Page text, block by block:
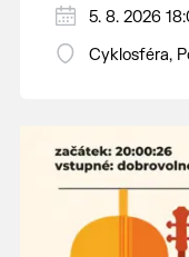
Hraje se jen za
Vstupné
5. 8. 2026
Cyklosféra,